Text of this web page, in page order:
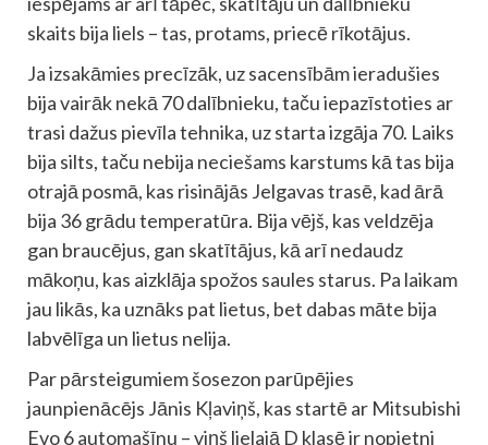
skaits bija liels – tas, protams, priecē rīkotājus.
Ja izsakāmies precīzāk, uz sacensībām ieradušies
bija vairāk nekā 70 dalībnieku, taču iepazīstoties ar
trasi dažus pievīla tehnika, uz starta izgāja 70. Laiks
bija silts, taču nebija neciešams karstums kā tas bija
otrajā posmā, kas risinājās Jelgavas trasē, kad ārā
bija 36 grādu temperatūra. Bija vējš, kas veldzēja
gan braucējus, gan skatītājus, kā arī nedaudz
mākoņu, kas aizklāja spožos saules starus. Pa laikam
jau likās, ka uznāks pat lietus, bet dabas māte bija
labvēlīga un lietus nelija.
Par pārsteigumiem šosezon parūpējies
jaunpienācējs Jānis Kļaviņš, kas startē ar Mitsubishi
Evo 6 automašīnu – viņš lielajā D klasē ir nopietni